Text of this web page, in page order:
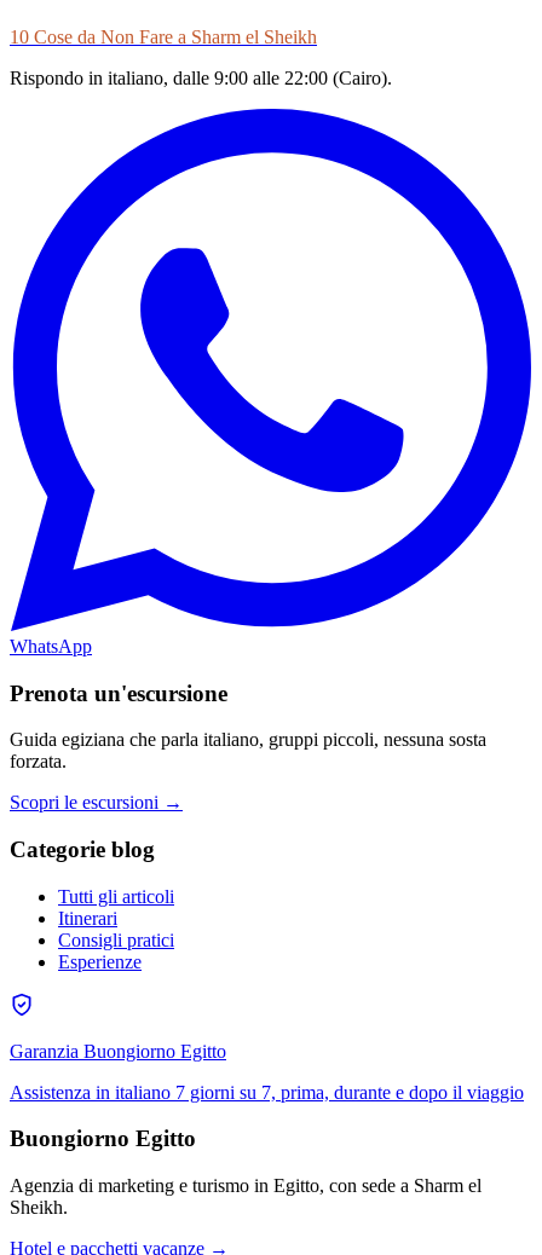
10 Cose da Non Fare a Sharm el Sheikh
Rispondo in italiano, dalle 9:00 alle 22:00 (Cairo).
WhatsApp
Prenota un'escursione
Guida egiziana che parla italiano, gruppi piccoli, nessuna sosta
forzata.
Scopri le escursioni →
Categorie blog
Tutti gli articoli
Itinerari
Consigli pratici
Esperienze
Garanzia Buongiorno Egitto
Assistenza in italiano 7 giorni su 7, prima, durante e dopo il viaggio
Buongiorno Egitto
Agenzia di marketing e turismo in Egitto, con sede a Sharm el
Sheikh.
Hotel e pacchetti vacanze →